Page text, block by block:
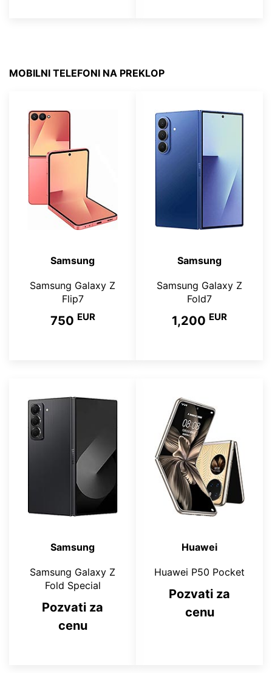
MOBILNI TELEFONI NA PREKLOP
Samsung
Samsung Galaxy Z
Flip7
750 EUR
Samsung
Samsung Galaxy Z
Fold7
1,200 EUR
Samsung
Samsung Galaxy Z
Fold Special
Pozvati za
cenu
Huawei
Huawei P50 Pocket
Pozvati za
cenu